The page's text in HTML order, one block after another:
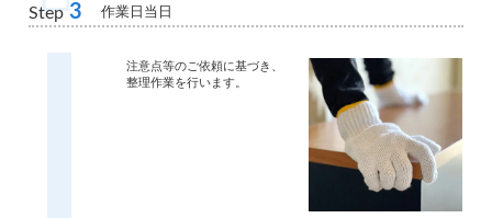
Step 3 作業日当日
注意点等のご依頼に基づき、
整理作業を行います。